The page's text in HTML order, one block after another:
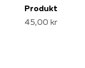
Produkt
45,00 kr